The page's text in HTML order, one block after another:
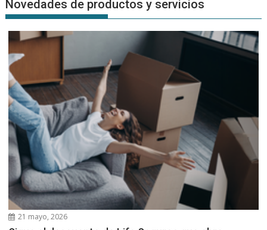
Novedades de productos y servicios
21 mayo, 2026